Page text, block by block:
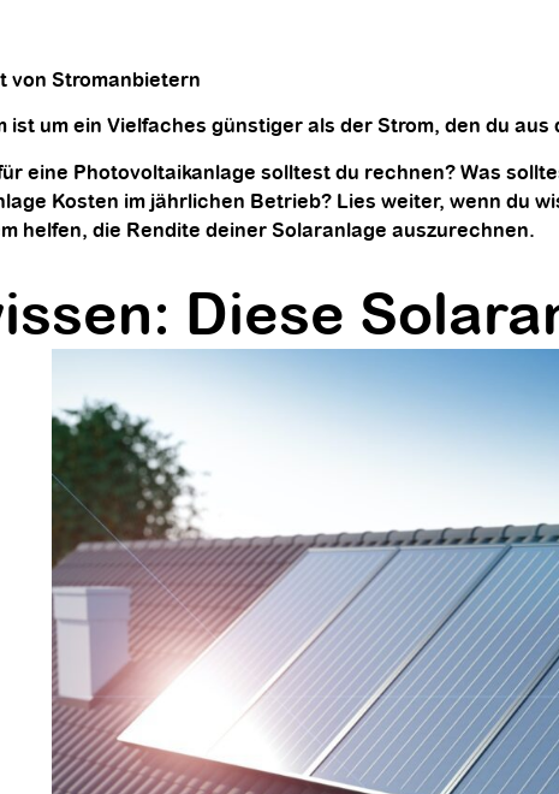
von Stromanbietern
ist um ein Vielfaches günstiger als der Strom, den du
eine Photovoltaikanlage solltest du rechnen? Was
Kosten im jährlichen Betrieb? Lies weiter, wenn du
helfen, die Rendite deiner Solaranlage auszurechnen.
Diese